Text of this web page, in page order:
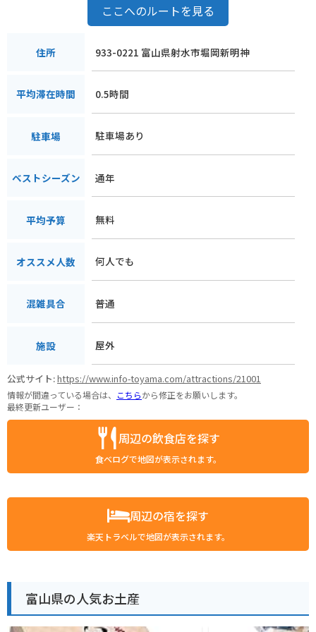
ここへのルートを見る
住所 933-0221 富山県射水市堀岡新明神
平均滞在時間 0.5時間
駐車場 駐車場あり
ベストシーズン 通年
平均予算 無料
オススメ人数 何人でも
混雑具合 普通
施設 屋外
公式サイト:https://www.info-toyama.com/attractions/21001
情報が間違っている場合は、 こちらから修正をお願いします。
最終更新ユーザー：
周辺の飲食店を探す
食べログで地図が表示されます。
周辺の宿を探す
楽天トラベルで地図が表示されます。
富山県の人気お土産